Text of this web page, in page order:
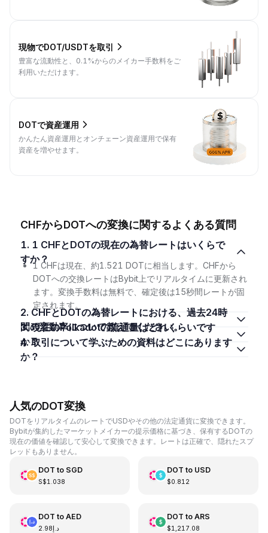
現物でDOT/USDTを取引
豊富な流動性と、0.1%からのメイカー手数料をご
利用いただけます。
DOTで資産運用
かんたん資産運用とオンチェーン資産運用で保有
資産を増やせます。
CHFからDOTへの変換に関するよくある質問
1. 1 CHFとDOTの現在の為替レートはいくらで
すか？
1 CHFは現在、約1.521 DOTに相当します。CHFから
DOTへの交換レートはBybit上でリアルタイムに更新され
ます。変換手数料は無料で、確定後は15秒間レートが固
定されます。
2. CHFとDOTの為替レートにおける、過去24時
間の変動率について教えてください。
3. 現在のPolkadotの流通量はどれくらいです
か？
4. 取引について学ぶための資料はどこにあります
か？
人気のDOT変換
DOTをリアルタイムのレートでUSDやその他の法定通貨に変換できます。
Bybitが集約したマーケットメイカーの提示価格に基づき、保有するDOTの
現在の価値を確認して安心して変換できます。レートは正確で、隠れたスプ
レッドもありません。
DOT to SGD
S$1.038
DOT to USD
$0.812
DOT to AED
د.إ2.98
DOT to ARS
$1,217.08